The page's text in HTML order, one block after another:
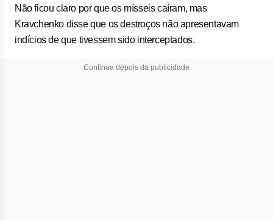
Não ficou claro por que os mísseis caíram, mas
Kravchenko disse que os destroços não apresentavam
indícios de que tivessem sido interceptados.
Continua depois da publicidade